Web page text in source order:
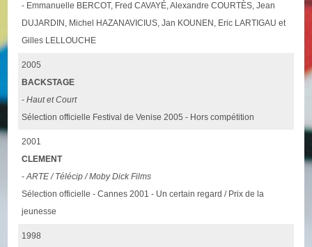
- Emmanuelle BERCOT, Fred CAVAYÉ, Alexandre COURTÈS, Jean
DUJARDIN, Michel HAZANAVICIUS, Jan KOUNEN, Eric LARTIGAU et
Gilles LELLOUCHE
2005
BACKSTAGE
-Haut et Court
Sélection officielle Festival de Venise 2005 - Hors compétition
2001
CLEMENT
-ARTE / Télécip / Moby Dick Films
Sélection officielle - Cannes 2001 - Un certain regard / Prix de la
jeunesse
1998